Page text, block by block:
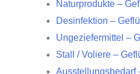
Naturprodukte –
Desinfektion –
Ungeziefermittel –
Stall / Voliere –
Ausstellungsbedarf